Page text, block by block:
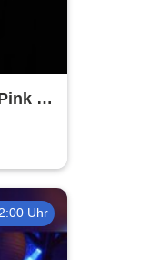
-
Uhr